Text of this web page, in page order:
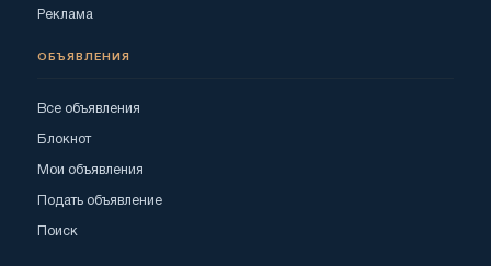
Реклама
ОБЪЯВЛЕНИЯ
Все объявления
Блокнот
Мои объявления
Подать объявление
Поиск